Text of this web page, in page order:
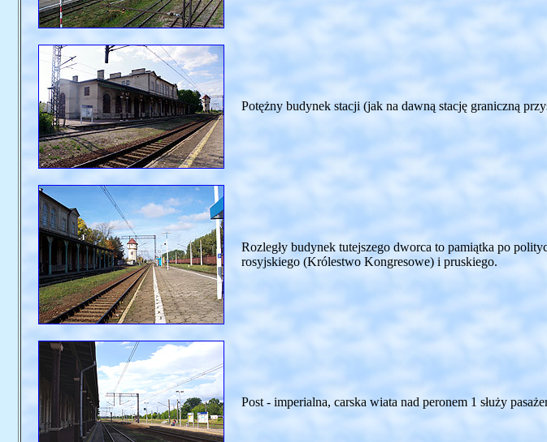
Potężny budynek stacji (jak na dawną stację graniczną
Rozległy budynek tutejszego dworca to pamiątka po
rosyjskiego (Królestwo Kongresowe) i pruskiego.
Post - imperialna, carska wiata nad peronem 1 służy